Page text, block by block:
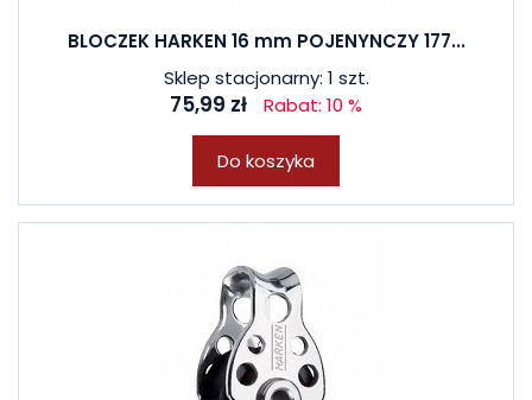
BLOCZEK HARKEN 16 mm POJENYNCZY 177...
Sklep stacjonarny: 1 szt.
75,99 zł Rabat: 10 %
Do koszyka